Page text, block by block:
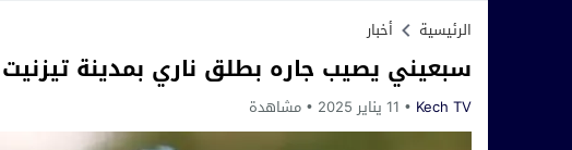
الرئيسية
أخبار
سبعيني يصيب جاره بطلق ناري بمدينة
Kech TV 11 يناير 2025 مشاهدة